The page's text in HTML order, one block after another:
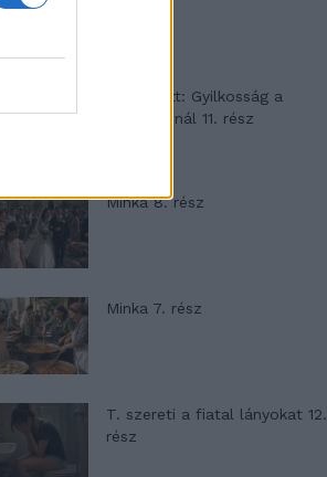
T. Barnett: Gyilkosság a
Garda-tónál 11. rész
Minka 8. rész
Minka 7. rész
T. szereti a fiatal lányokat 12.
rész